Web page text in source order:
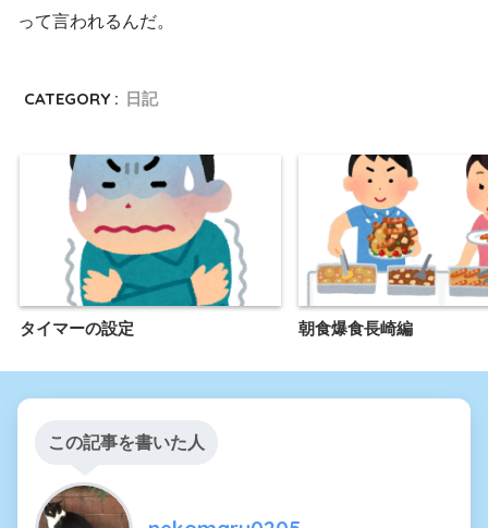
って言われるんだ。
CATEGORY : 日記
タイマーの設定 朝食爆食長崎編
この記事を書いた人